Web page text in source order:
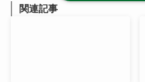
関連記事